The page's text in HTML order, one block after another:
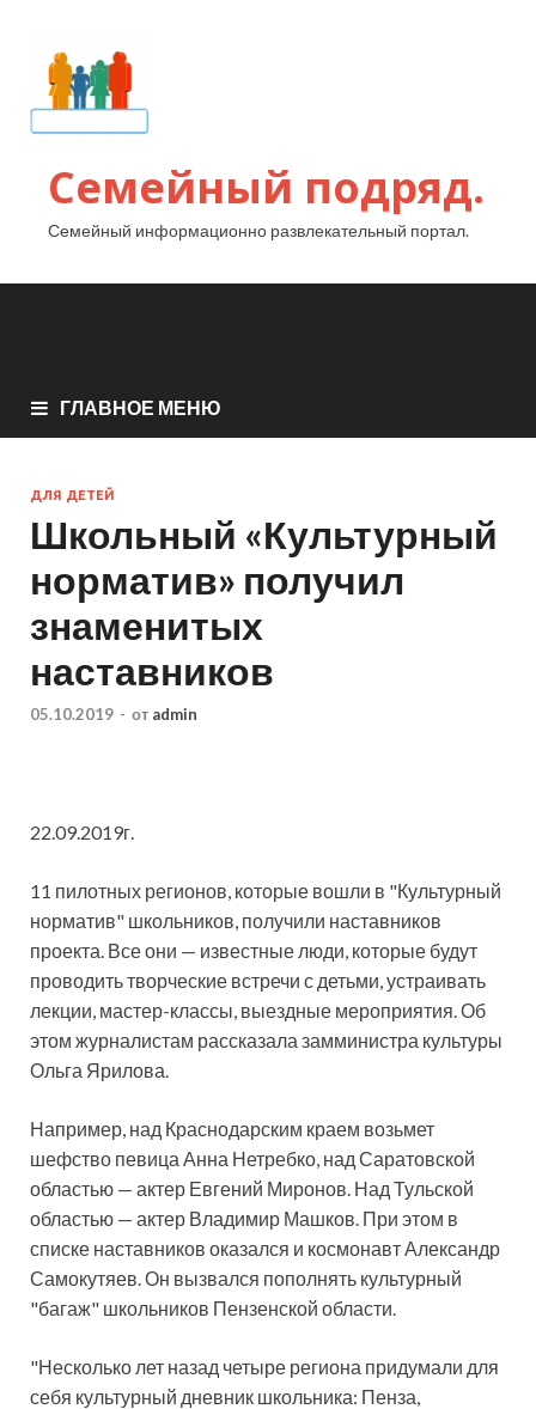
Семейный подряд.
Семейный информационно развлекательный портал.
ГЛАВНОЕ МЕНЮ
ДЛЯ ДЕТЕЙ
Школьный «Культурный
норматив» получил
знаменитых
наставников
05.10.2019 - от admin
22.09.2019г.
11 пилотных регионов, которые вошли в "Культурный
норматив" школьников, получили наставников
проекта. Все они — известные люди, которые будут
проводить творческие встречи с детьми, устраивать
лекции, мастер-классы, выездные мероприятия. Об
этом журналистам рассказала замминистра культуры
Ольга Ярилова.
Например, над Краснодарским краем возьмет
шефство певица Анна Нетребко, над Саратовской
областью — актер Евгений Миронов. Над Тульской
областью — актер Владимир Машков. При этом в
списке наставников оказался и космонавт Александр
Самокутяев. Он вызвался пополнять культурный
"багаж" школьников Пензенской области.
"Несколько лет назад четыре региона придумали для
себя культурный дневник школьника: Пенза,